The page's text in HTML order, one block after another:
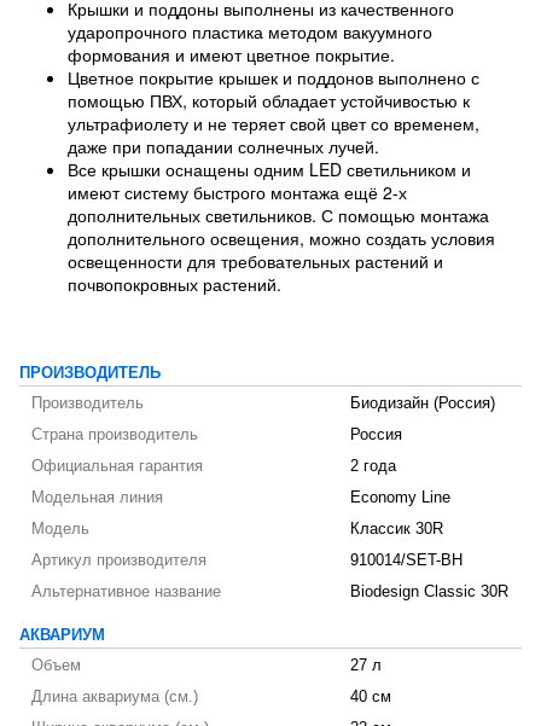
Крышки и поддоны выполнены из качественного
ударопрочного пластика методом вакуумного
формования и имеют цветное покрытие.
Цветное покрытие крышек и поддонов выполнено с
помощью ПВХ, который обладает устойчивостью к
ультрафиолету и не теряет свой цвет со временем,
даже при попадании солнечных лучей.
Все крышки оснащены одним LED светильником и
имеют систему быстрого монтажа ещё 2-х
дополнительных светильников. С помощью монтажа
дополнительного освещения, можно создать условия
освещенности для требовательных растений и
почвопокровных растений.
ПРОИЗВОДИТЕЛЬ
Производитель
Биодизайн (Россия)
Страна производитель
Россия
Официальная гарантия
2 года
Модельная линия
Economy Line
Модель
Классик 30R
Артикул производителя
910014/SET-BH
Альтернативное название
Biodesign Classic 30R
АКВАРИУМ
Объем
27 л
Длина аквариума (см.)
40 см